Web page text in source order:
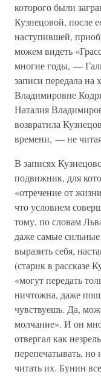
которого были
Кузнецовой, после
наступившей,
можем видеть
многие годы, —
записи передала на
Владимировне
Наталия
возвратила
времени, — не
В записях
подвижник, для
«отречение от
что условием
тому, по словам
даже самые
выразить себя,
(старик в рассказе
«могут передать
ничтожна, даже
чувствуешь. Да,
молчание». И он
отвергал как
перепечатывать, но
читать их. Бунин